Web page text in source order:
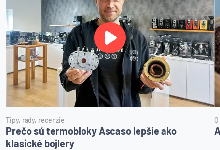
Tipy, rady, recenzie
Prečo sú termobloky Ascaso lepšie ako
klasické bojlery